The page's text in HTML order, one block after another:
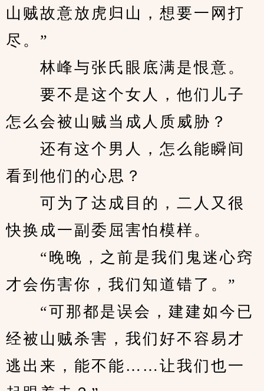
山贼故意放虎归山，想要一网打
尽。”
林峰与张氏眼底满是恨意。
要不是这个女人，他们儿子
怎么会被山贼当成人质威胁？
还有这个男人，怎么能瞬间
看到他们的心思？
可为了达成目的，二人又很
快换成一副委屈害怕模样。
“晚晚，之前是我们鬼迷心窍
才会伤害你，我们知道错了。”
“可那都是误会，建建如今已
经被山贼杀害，我们好不容易才
逃出来，能不能……让我们也一